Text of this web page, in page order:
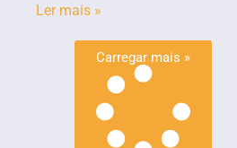
Ler mais »
Carregar mais »